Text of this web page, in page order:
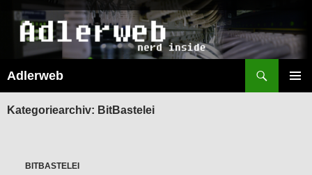
Adlerweb
SPRINGEN
Kategoriearchiv: BitBastelei
BITBASTELEI